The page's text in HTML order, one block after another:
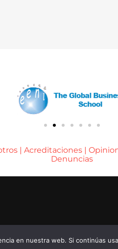
| Acreditaciones |
Denuncias
en nuestra web. Si continúas